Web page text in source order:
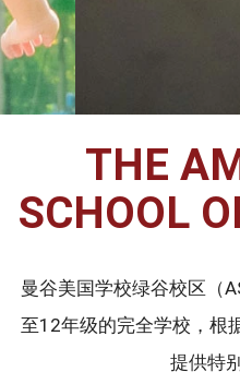
THE
SCHOOL
曼谷美国学校绿谷校区（
至12年级的完全学校，根
提供特